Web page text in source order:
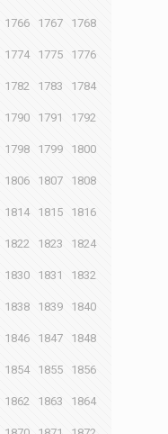
1766 1767 1768
1774 1775 1776
1782 1783 1784
1790 1791 1792
1798 1799 1800
1806 1807 1808
1814 1815 1816
1822 1823 1824
1830 1831 1832
1838 1839 1840
1846 1847 1848
1854 1855 1856
1862 1863 1864